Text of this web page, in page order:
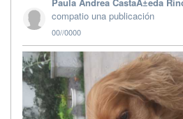
compatio una publicación
00//0000